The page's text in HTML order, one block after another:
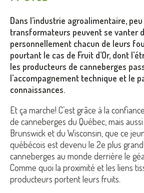
Dans l’industrie agroalimentaire, peu
transformateurs peuvent se vanter
personnellement chacun de leurs
pourtant le cas de Fruit d’Or, dont
les producteurs de canneberges
l’accompagnement technique et le
connaissances.
Et ça marche! C’est grâce à la
de canneberges du Québec, mais
Brunswick et du Wisconsin, que ce
québécois est devenu le 2e plus
canneberges au monde derrière le
Comme quoi la proximité et les liens
producteurs portent leurs fruits.